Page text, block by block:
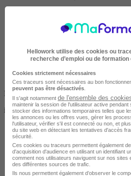
Formation diplômante
inscrite au RNCP
Hellowork utilise des cookies ou
recherche d’emploi ou de
Cookies strictement nécessaires
Ces traceurs sont nécessaires au bon
peuvent pas être désactivés
Il s'agit notamment de l'ensemble des
maintenir la session de l'utilisateur active
stocker des informations temporaires telles que
les annonces ou les offres vues, gérer les
l'utilisateur, vérifier s'il est connecté ou non, et
du site web en détectant les tentatives d'accès
sécurité.
Ces cookies ou traceurs permettent également
d'acquisition d'audience en utilisant un identifiant
comment nos utilisateurs naviguent sur nos sites
des différentes sources de trafic.
Ils nous permettent également d’observer le